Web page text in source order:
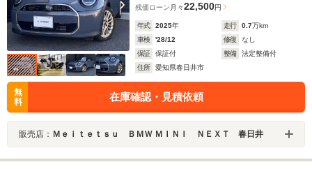
残価ローン 月々22,500円
年式 2025年 走行 0.7万km
車検
'28/12 修復
なし
保証
保証付 整備
法定整備付
住所
愛知県春日井市
無
料
在庫確認・見積依頼
販売店： Ｍｅｉｔｅｔｓｕ ＢＭＷ ＭＩＮＩ ＮＥＸＴ 春日井